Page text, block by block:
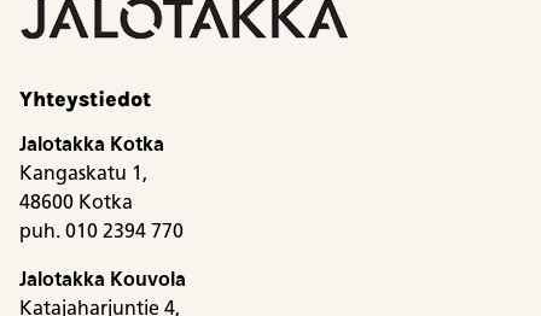
Yhteystiedot
Jalotakka Kotka
Kangaskatu 1,
48600 Kotka
puh. 010 2394 770
Jalotakka Kouvola
Katajaharjuntie 4,